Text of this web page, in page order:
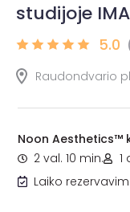
studijoje
5.0
Raudondvario
Noon Aesthetics™
2 val. 10 min.
1
Laiko